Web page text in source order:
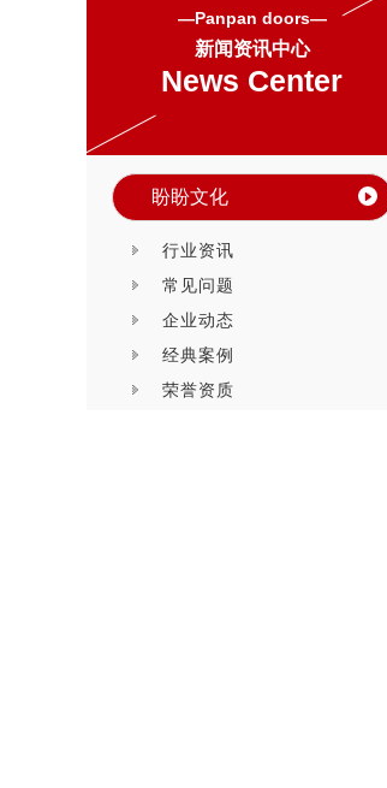
—Panpan doors—
新闻资讯中心
News Center
盼盼文化
行业资讯
常见问题
企业动态
经典案例
荣誉资质